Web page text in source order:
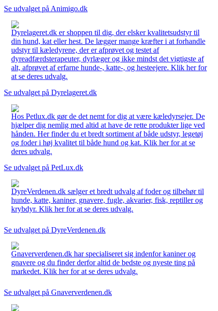
Se udvalget på Animigo.dk
Dyrelageret.dk er shoppen til dig, der elsker kvalitetsudstyr til
din hund, kat eller hest. De lægger mange kræfter i at forhandle
udstyr til kæledyrene, der er afprøvet og testet af
dyreadfærdsterapeuter, dyrlæger og ikke mindst det vigtigste af
alt, afprøvet af erfarne hunde-, katte-, og hesteejere. Klik her for
at se deres udvalg.
Se udvalget på Dyrelageret.dk
Hos Petlux.dk gør de det nemt for dig at være kæledyrsejer. De
hjælper dig nemlig med altid at have de rette produkter lige ved
hånden. Her finder du et bredt sortiment af både udstyr, legetøj
og foder i høj kvalitet til både hund og kat. Klik her for at se
deres udvalg.
Se udvalget på PetLux.dk
DyreVerdenen.dk sælger et bredt udvalg af foder og tilbehør til
hunde, katte, kaniner, gnavere, fugle, akvarier, fisk, reptiller og
krybdyr. Klik her for at se deres udvalg.
Se udvalget på DyreVerdenen.dk
Gnaververdenen.dk har specialiseret sig indenfor kaniner og
gnavere og du finder derfor altid de bedste og nyeste ting på
markedet. Klik her for at se deres udvalg.
Se udvalget på Gnaververdenen.dk